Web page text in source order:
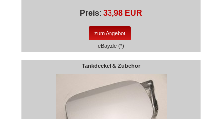
Preis: 33,98 EUR
zum Angebot
eBay.de (*)
Tankdeckel & Zubehör